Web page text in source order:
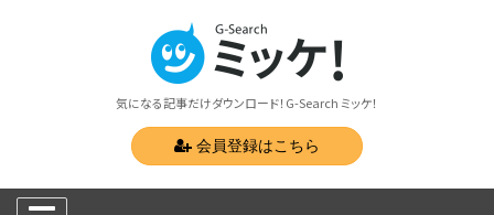
気になる記事だけダウンロード！G-Search ミッケ！
会員登録はこちら